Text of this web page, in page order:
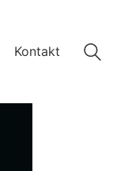
Kontakt